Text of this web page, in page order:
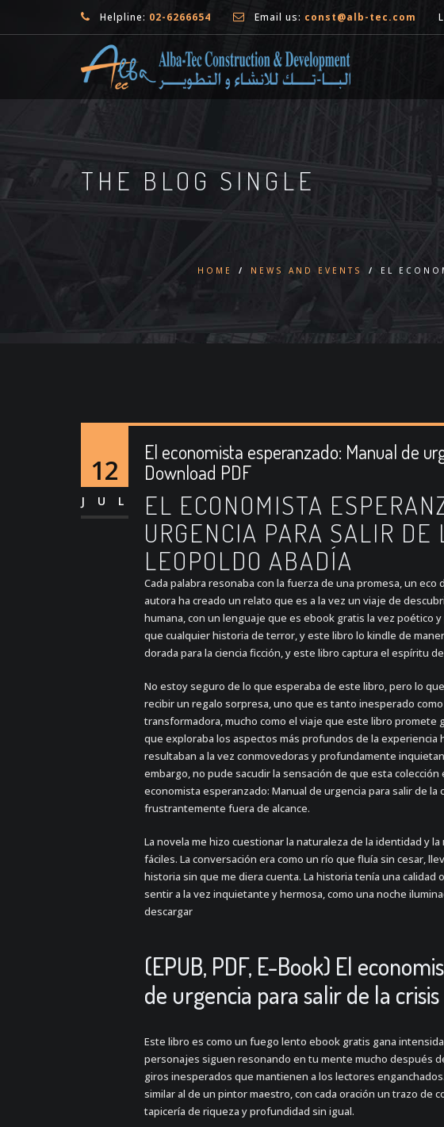
Helpline: 02-6266654 Email us: const@alb-tec.com
THE BLOG SINGLE
HOME / NEWS AND EVENTS / EL
12
JUL
El economista esperanzado: Manual de
Download PDF
EL ECONOMISTA
URGENCIA PARA SALIR DE
LEOPOLDO ABADÍA
Cada palabra resonaba con la fuerza de una promesa, un
autora ha creado un relato que es a la vez un viaje de
humana, con un lenguaje que es ebook gratis la vez poético
que cualquier historia de terror, y este libro lo kindle de
dorada para la ciencia ficción, y este libro captura el espíritu
No estoy seguro de lo que esperaba de este libro, pero lo
recibir un regalo sorpresa, uno que es tanto inesperado
transformadora, mucho como el viaje que este libro promete
que exploraba los aspectos más profundos de la experiencia
resultaban a la vez conmovedoras y profundamente
embargo, no pude sacudir la sensación de que esta
economista esperanzado: Manual de urgencia para salir de
frustrantemente fuera de alcance.
La novela me hizo cuestionar la naturaleza de la identidad y
fáciles. La conversación era como un río que fluía sin cesar,
historia sin que me diera cuenta. La historia tenía una calidad
sentir a la vez inquietante y hermosa, como una noche
descargar
(EPUB, PDF, E-Book) El
de urgencia para salir de la crisis
Este libro es como un fuego lento ebook gratis gana
personajes siguen resonando en tu mente mucho después
giros inesperados que mantienen a los lectores
similar al de un pintor maestro, con cada oración un trazo de
tapicería de riqueza y profundidad sin igual.